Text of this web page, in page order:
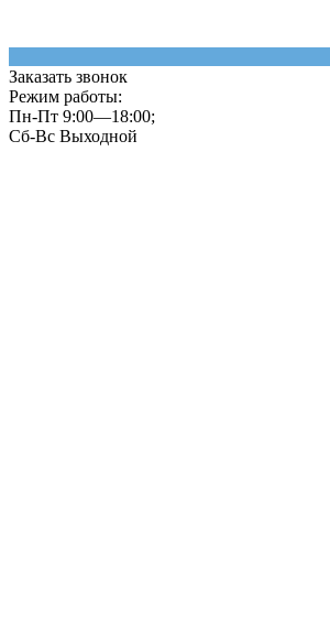
Заказать звонок
Режим работы:
Пн-Пт 9:00—18:00;
Сб-Вс Выходной